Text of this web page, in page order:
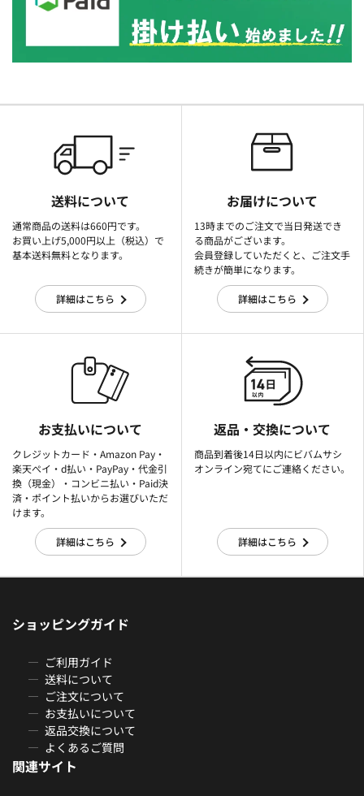
送料について
通常商品の送料は660円です。
お買い上げ5,000円以上（税込）で
基本送料無料となります。
詳細はこちら
お届けについて
13時までのご注文で当日発送でき
る商品がございます。
会員登録していただくと、ご注文手
続きが簡単になります。
詳細はこちら
お支払いについて
クレジットカード・Amazon Pay・
楽天ぺイ・d払い・PayPay・代金引
換（現金）・コンビニ払い・Paid決
済・ポイント払いからお選びいただ
けます。
詳細はこちら
返品・交換について
商品到着後14日以内にビバムサシ
オンライン宛てにご連絡ください。
詳細はこちら
ショッピングガイド
ご利用ガイド
送料について
ご注文について
お支払いについて
返品交換について
よくあるご質問
関連サイト